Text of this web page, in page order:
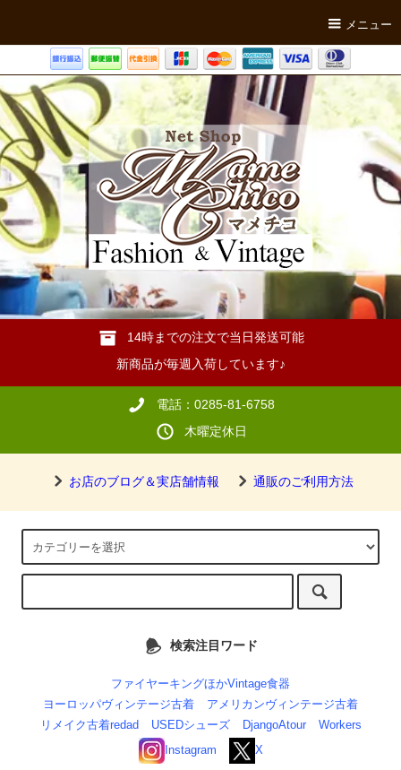
メニュー
14時までの注文で当日発送可能
新商品が毎週入荷しています♪
電話：0285-81-6758
木曜定休日
お店のブログ＆実店舗情報 通販のご利用方法
検索注目ワード
ファイヤーキングほかVintage食器
ヨーロッパヴィンテージ古着
アメリカンヴィンテージ古着
リメイク古着redad
USEDシューズ DjangoAtour
Workers
Instagram
X